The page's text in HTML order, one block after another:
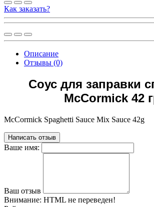
Как заказать?
Описание
Отзывы (0)
Соус для заправки
McCormick 42
McCormick Spaghetti Sauce Mix Sauce 42g
Написать отзыв
Ваше имя:
Ваш отзыв
Внимание: HTML не переведен!